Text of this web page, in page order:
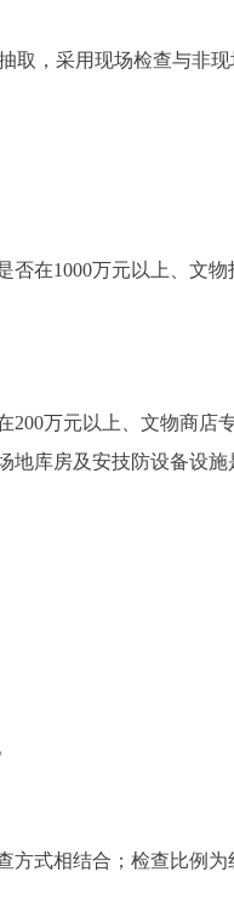
，采用现场检查与非
在1000万元以上、文物
万元以上、文物商店
库房及安技防设备设施
式相结合；检查比例为